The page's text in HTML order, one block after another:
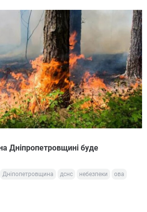
Дніпропетровщині буде
Дніпопетровщина дснс небезпеки
ова